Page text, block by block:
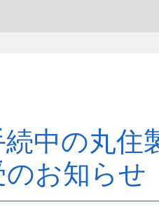
続中の丸住
のお知らせ